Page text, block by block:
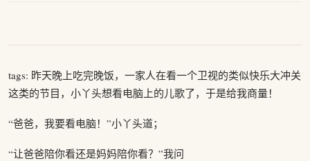
tags: 昨天晚上吃完晚饭，一家人在看一个卫视的类似快乐大冲关
这类的节目，小丫头想看电脑上的儿歌了，于是给我商量！
“爸爸，我要看电脑！”小丫头道；
“让爸爸陪你看还是妈妈陪你看？”我问